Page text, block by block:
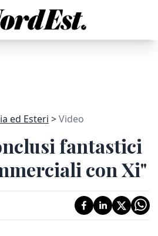
ed Esteri Video
fantastici
con Xi"